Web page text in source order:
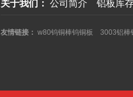
关于我们： 公司简介 铝板库
友情链接： w80钨铜棒钨铜板 3003铝棒